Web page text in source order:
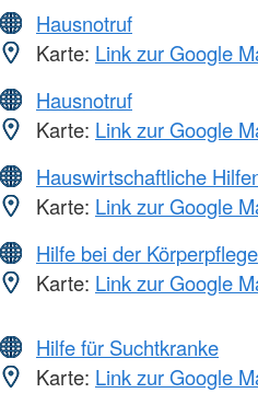
Hausnotruf
Karte: Link zur Google
Hausnotruf
Karte: Link zur Google
Hauswirtschaftliche
Karte: Link zur Google
Hilfe bei der Körperpflege
Karte: Link zur Google
Hilfe für Suchtkranke
Karte: Link zur Google